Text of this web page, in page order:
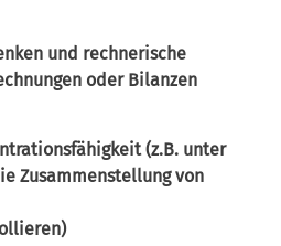
und rechnerische
oder Bilanzen
(z.B. unter
Zusammenstellung von